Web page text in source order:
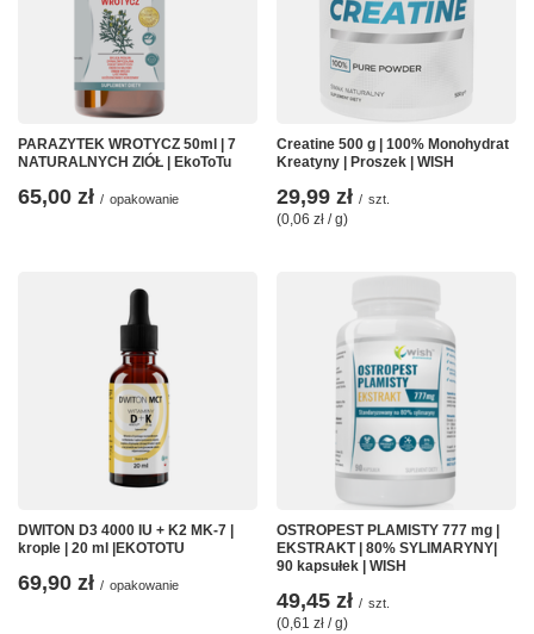
PARAZYTEK WROTYCZ 50ml | 7
NATURALNYCH ZIÓŁ | EkoToTu
65,00 zł / opakowanie
Creatine 500 g | 100% Monohydrat
Kreatyny | Proszek | WISH
29,99 zł / szt.
(0,06 zł / g)
DWITON D3 4000 IU + K2 MK-7 |
krople | 20 ml |EKOTOTU
69,90 zł / opakowanie
OSTROPEST PLAMISTY 777 mg |
EKSTRAKT | 80% SYLIMARYNY|
90 kapsułek | WISH
49,45 zł / szt.
(0,61 zł / g)